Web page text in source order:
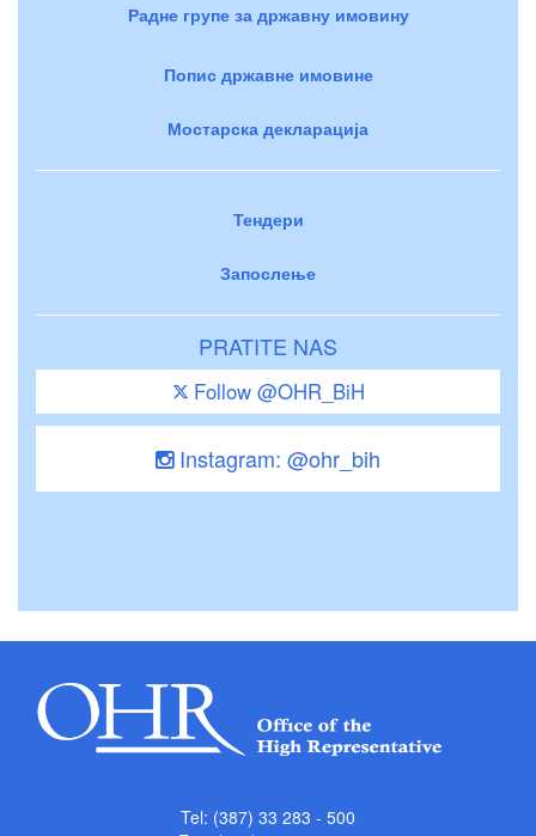
Радне групе за државну имовину
Попис државне имовине
Мостарска декларација
Тендери
Запослење
PRATITE NAS
Follow @OHR_BiH
Instagram: @ohr_bih
Tel: (387) 33 283 - 500